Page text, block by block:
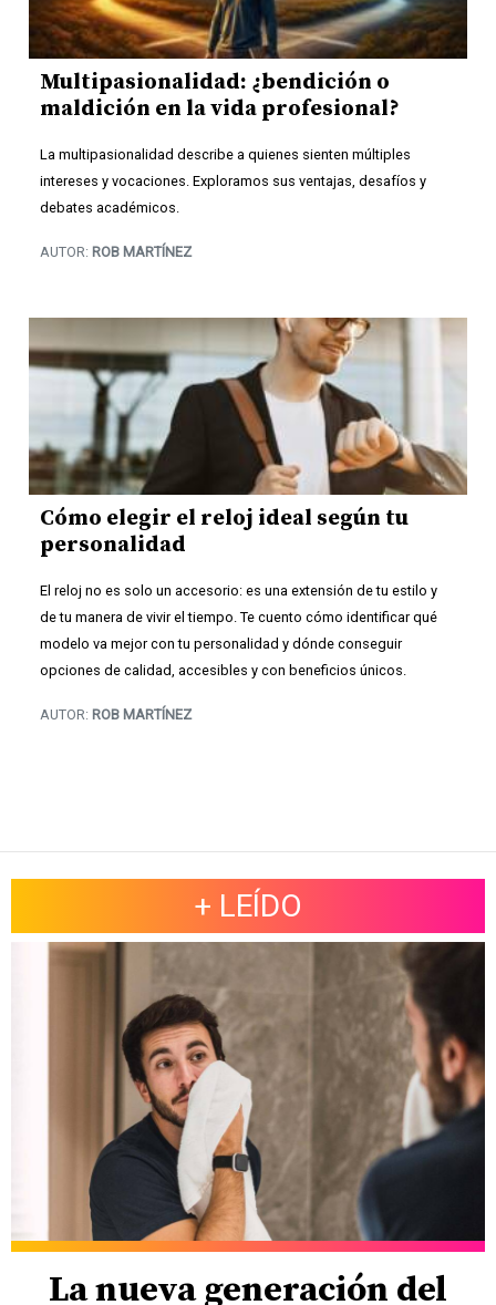
Multipasionalidad: ¿bendición o
maldición en la vida profesional?
La multipasionalidad describe a quienes sienten múltiples
intereses y vocaciones. Exploramos sus ventajas, desafíos y
debates académicos.
AUTOR: ROB MARTÍNEZ
Cómo elegir el reloj ideal según tu
personalidad
El reloj no es solo un accesorio: es una extensión de tu estilo y
de tu manera de vivir el tiempo. Te cuento cómo identificar qué
modelo va mejor con tu personalidad y dónde conseguir
opciones de calidad, accesibles y con beneficios únicos.
AUTOR: ROB MARTÍNEZ
+ LEÍDO
La nueva generación del